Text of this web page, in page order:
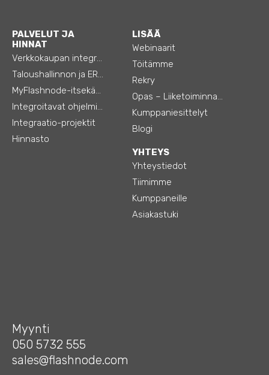
PALVELUT JA
HINNAT
Verkkokaupan integraatiot
Taloushallinnon ja ERP:n integraatiot
MyFlashnode-itsekäyttö-automaatio
Integroitavat ohjelmistot
Integraatio-projektit
Hinnasto
LISÄÄ
Webinaarit
Töitämme
Rekry
Opas – Liiketoiminnan tehostamiseen
Kumppaniesittelyt
Blogi
YHTEYS
Yhteystiedot
Tiimimme
Kumppaneille
Asiakastuki
Myynti
050 5732 555
sales@flashnode.com